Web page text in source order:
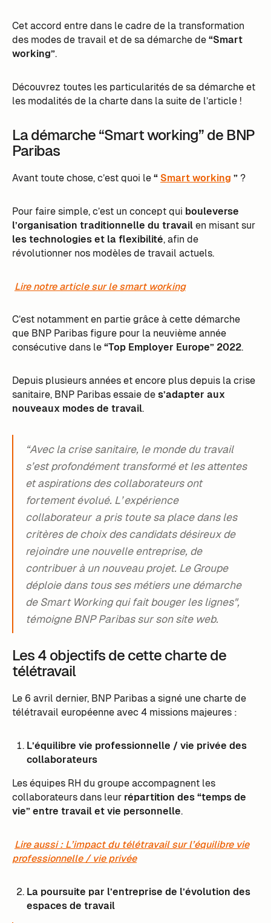
Cet accord entre dans le cadre de la transformation
des modes de travail et de sa démarche de“Smart
working”.
Découvrez toutes les particularités de sa démarche et
les modalités de la charte dans la suite de l’article !
La démarche “Smart working” de BNP
Paribas
Avant toute chose, c’est quoi le“ Smart working ”?
Pour faire simple, c’est un concept qui bouleverse
l’organisation traditionnelle du travailen misant sur
les technologies et la flexibilité, afin de
révolutionner nos modèles de travail actuels.
Lire notre article sur le smart working
C’est notamment en partie grâce à cette démarche
que BNP Paribas figure pour la neuvième année
consécutive dans le“Top Employer Europe” 2022.
Depuis plusieurs années et encore plus depuis la crise
sanitaire, BNP Paribas essaie des’adapter aux
nouveaux modes de travail.
“Avec la crise sanitaire, le monde du travail
s’est profondément transformé et les attentes
et aspirations des collaborateurs ont
fortement évolué. L’ expérience
collaborateur a pris toute sa place dans les
critères de choix des candidats désireux de
rejoindre une nouvelle entreprise, de
contribuer à un nouveau projet. Le Groupe
déploie dans tous ses métiers une démarche
de Smart Working qui fait bouger les lignes",
témoigne BNP Paribas sur son site web.
Les 4 objectifs de cette charte de
télétravail
Le 6 avril dernier, BNP Paribas a signé une charte de
télétravail européenne avec 4 missions majeures :
L’équilibre vie professionnelle / vie privée des
collaborateurs
Les équipes RH du groupe accompagnent les
collaborateurs dans leur répartition des “temps de
vie” entre travail et vie personnelle.
Lire aussi : L’impact du télétravail sur l’équilibre vie
professionnelle / vie privée
La poursuite par l’entreprise de l’évolution des
espaces de travail